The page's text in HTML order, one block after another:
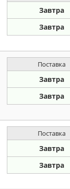
Завтра
Завтра
Поставка
Завтра
Завтра
Поставка
Завтра
Завтра